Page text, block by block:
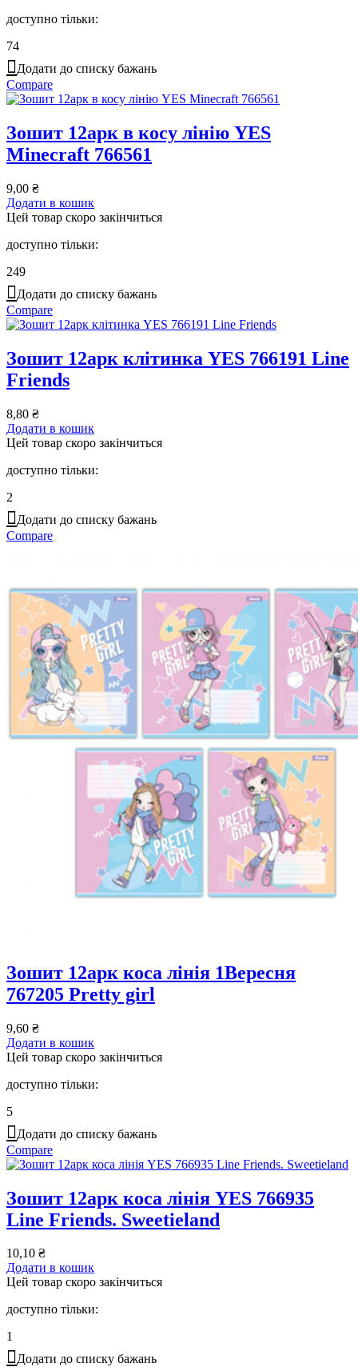
доступно тільки:
74
Додати до списку бажань
Compare
Зошит 12арк в косу лінію YES
Minecraft 766561
9,00 ₴
Додати в кошик
Цей товар скоро закінчиться
доступно тільки:
249
Додати до списку бажань
Compare
Зошит 12арк клітинка YES 766191 Line
Friends
8,80 ₴
Додати в кошик
Цей товар скоро закінчиться
доступно тільки:
2
Додати до списку бажань
Compare
Зошит 12арк коса лінія 1Вересня
767205 Pretty girl
9,60 ₴
Додати в кошик
Цей товар скоро закінчиться
доступно тільки:
5
Додати до списку бажань
Compare
Зошит 12арк коса лінія YES 766935
Line Friends. Sweetieland
10,10 ₴
Додати в кошик
Цей товар скоро закінчиться
доступно тільки:
1
Додати до списку бажань